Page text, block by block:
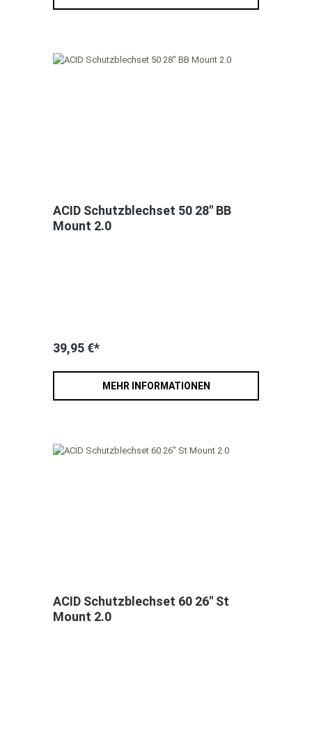
ACID Schutzblechset 50 28" BB
Mount 2.0
39,95 €*
MEHR INFORMATIONEN
ACID Schutzblechset 60 26" St
Mount 2.0